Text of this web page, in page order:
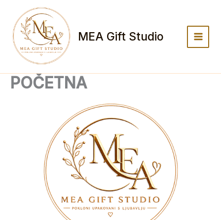
content
MEA Gift Studio
POČETNA